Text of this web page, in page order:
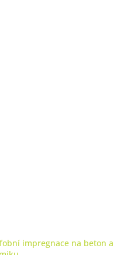
impregnace na beton a